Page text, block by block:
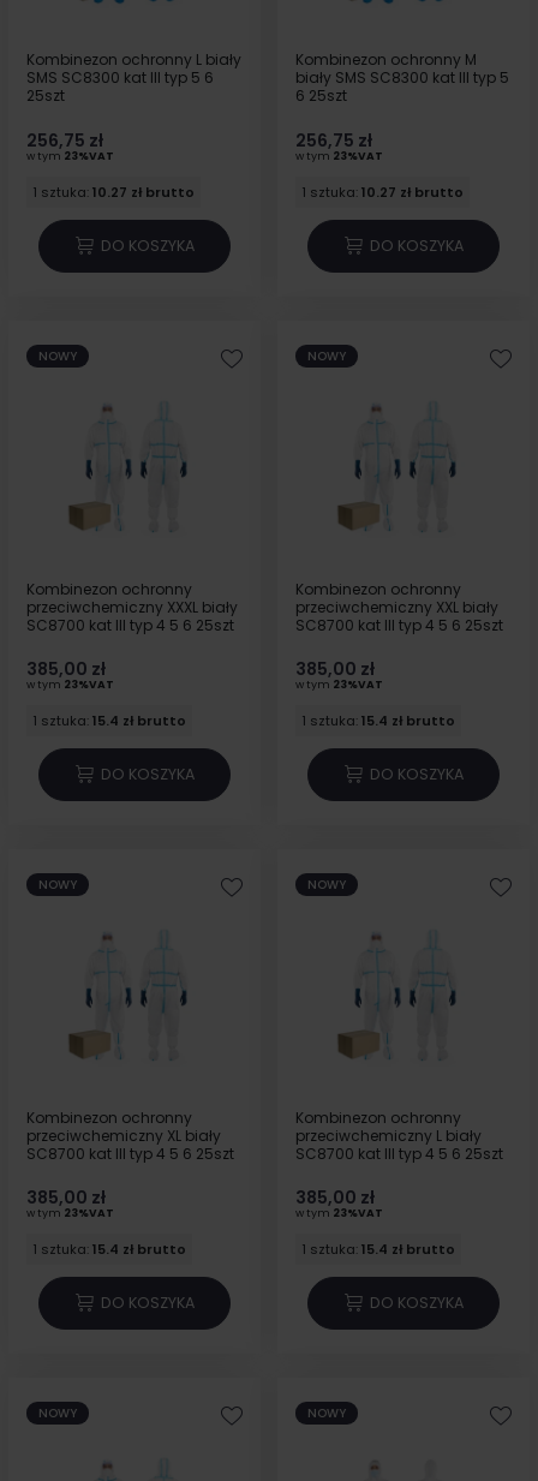
Kombinezon ochronny L biały
SMS SC8300 kat III typ 5 6
25szt
256,75 zł
w tym 23%VAT
1 sztuka:10.27 zł brutto
DO KOSZYKA
Kombinezon ochronny M
biały SMS SC8300 kat III typ 5
6 25szt
256,75 zł
w tym 23%VAT
1 sztuka:10.27 zł brutto
DO KOSZYKA
NOWY
Kombinezon ochronny
przeciwchemiczny XXXL biały
SC8700 kat III typ 4 5 6 25szt
385,00 zł
w tym 23%VAT
1 sztuka:15.4 zł brutto
DO KOSZYKA
NOWY
Kombinezon ochronny
przeciwchemiczny XXL biały
SC8700 kat III typ 4 5 6 25szt
385,00 zł
w tym 23%VAT
1 sztuka:15.4 zł brutto
DO KOSZYKA
NOWY
Kombinezon ochronny
przeciwchemiczny XL biały
SC8700 kat III typ 4 5 6 25szt
385,00 zł
w tym 23%VAT
1 sztuka:15.4 zł brutto
DO KOSZYKA
NOWY
Kombinezon ochronny
przeciwchemiczny L biały
SC8700 kat III typ 4 5 6 25szt
385,00 zł
w tym 23%VAT
1 sztuka:15.4 zł brutto
DO KOSZYKA
NOWY NOWY